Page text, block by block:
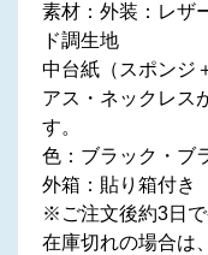
素材：外装：レザ
ド調生地
中台紙（スポンジ
アス・ネックレス
す。
色：ブラック・ブ
外箱：貼り箱付き
※ご注文後約3日で
在庫切れの場合は